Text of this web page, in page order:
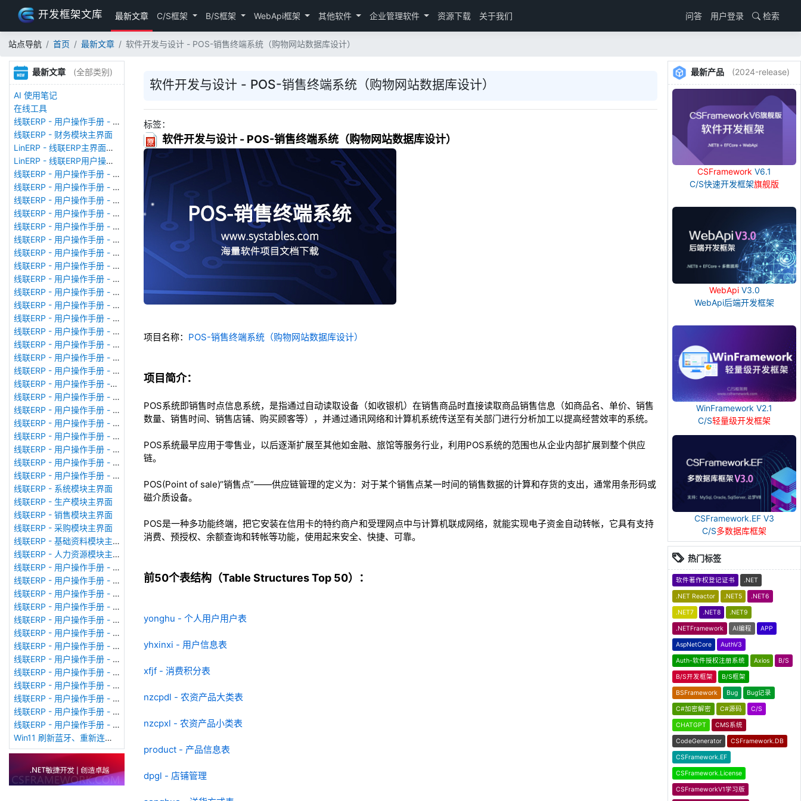
开发框架文库 最新文章 C/S框架 B/S框架 WebApi框架 其他软件 企业管理软件 资源下载 关于我们 问答 用户登录 检索
站点导航 首页 最新文章 软件开发与设计 - POS-销售终端系统（购物网站数据库设计）
最新文章 (全部类别)
AI 使用笔记
在线工具
线联ERP - 用户操作手册 - 存货期初
线联ERP - 财务模块主界面
LinERP - 线联ERP主界面（HOME）
LinERP - 线联ERP用户操作手册 - 系统登陆
线联ERP - 用户操作手册 - 查看在线用户
线联ERP - 用户操作手册 - 数据备份
线联ERP - 用户操作手册 - 工厂管理
线联ERP - 用户操作手册 - 帐套管理
线联ERP - 用户操作手册 - 语种设置
线联ERP - 用户操作手册 - 国际化多语言
线联ERP - 用户操作手册 - 报表管理
线联ERP - 用户操作手册 - 字段名管理
线联ERP - 用户操作手册 - 模块管理
线联ERP - 用户操作手册 - 广播消息
线联ERP - 用户操作手册 - 审计日志
线联ERP - 用户操作手册 - 公司资料设置
线联ERP - 用户操作手册 - 系统参数设置
线联ERP - 用户操作手册 - 单据类型
线联ERP - 用户操作手册 - 号码规则
线联ERP - 用户操作手册 - 功能菜单
线联ERP - 用户操作手册 -分配临时角色
线联ERP - 用户操作手册 - 组织架构
线联ERP - 用户操作手册 - 用户管理
线联ERP - 用户操作手册 - 角色/岗位管理
线联ERP - 用户操作手册 - 暂估入库明细表
线联ERP - 用户操作手册 - 物料收发明细表
线联ERP - 用户操作手册 - 即时库存余额表
线联ERP - 用户操作手册 - 库存账龄分析表
线联ERP - 系统模块主界面
线联ERP - 生产模块主界面
线联ERP - 销售模块主界面
线联ERP - 采购模块主界面
线联ERP - 基础资料模块主界面
线联ERP - 人力资源模块主界面
线联ERP - 用户操作手册 - 个人考勤报表（横向）
线联ERP - 用户操作手册 - 部门考勤报表
线联ERP - 用户操作手册 - 个人考勤报表
线联ERP - 用户操作手册 - 考勤计算
线联ERP - 用户操作手册 - 节假日管理
线联ERP - 用户操作手册 - 请假管理
线联ERP - 用户操作手册 - 补卡管理
线联ERP - 用户操作手册 - 考勤设备管理
线联ERP - 用户操作手册 - 考勤参数配置
线联ERP - 用户操作手册 - 考勤设备绑定
线联ERP - 用户操作手册 - 员工档案
线联ERP - 用户操作手册 - 班次管理
线联ERP - 用户操作手册 - 排班管理
Win11 刷新蓝牙、重新连接蓝牙音响
软件开发与设计 - POS-销售终端系统（购物网站数据库设计）
标签：
软件开发与设计 - POS-销售终端系统（购物网站数据库设计）
项目名称： POS-销售终端系统（购物网站数据库设计）
项目简介：
POS系统即销售时点信息系统，是指通过自动读取设备（如收银机）在销售商品时直接读取商品销售信息（如商品名、单价、销售
数量、销售时间、销售店铺、购买顾客等），并通过通讯网络和计算机系统传送至有关部门进行分析加工以提高经营效率的系统。
POS系统最早应用于零售业，以后逐渐扩展至其他如金融、旅馆等服务行业，利用POS系统的范围也从企业内部扩展到整个供应
链。
POS(Point of sale)“销售点”——供应链管理的定义为：对于某个销售点某一时间的销售数据的计算和存货的支出，通常用条形码或
磁介质设备。
POS是一种多功能终端，把它安装在信用卡的特约商户和受理网点中与计算机联成网络，就能实现电子资金自动转帐，它具有支持
消费、预授权、余额查询和转帐等功能，使用起来安全、快捷、可靠。
前50个表结构（Table Structures Top 50）：
yonghu - 个人用户用户表
yhxinxi - 用户信息表
xfjf - 消费积分表
nzcpdl - 农资产品大类表
nzcpxl - 农资产品小类表
product - 产品信息表
dpgl - 店铺管理
最新产品 (2024-release)
CSFramework V6.1
C/S快速开发框架旗舰版
WebApiV3.0
WebApi后端开发框架
WinFramework V2.1
C/S轻量级开发框架
CSFramework.EF V3
C/S多数据库框架
热门标签
软件著作权登记证书 .NET
.NET Reactor .NET5 .NET6
.NET7 .NET8 .NET9
.NETFramework AI编程 APP
AspNetCore AuthV3
Auth-软件授权注册系统 Axios B/S
B/S开发框架 B/S框架
BSFramework Bug Bug记录
C#加密解密 C#源码 C/S
CHATGPT CMS系统
CodeGenerator CSFramework.DB
CSFramework.EF
CSFramework.License
CSFrameworkV1学习版